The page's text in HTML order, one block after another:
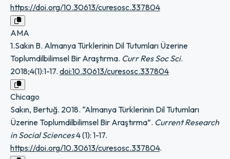
https://doi.org/10.30613/curesosc.337804
AMA
1.Sakın B. Almanya Türklerinin Dil Tutumları Üzerine
Toplumdilbilimsel Bir Araştırma. Curr Res Soc Sci.
2018;4(1):1-17. doi:10.30613/curesosc.337804
Chicago
Sakın, Bertuğ. 2018. “Almanya Türklerinin Dil Tutumları
Üzerine Toplumdilbilimsel Bir Araştırma”. Current Research
in Social Sciences4 (1): 1-17.
https://doi.org/10.30613/curesosc.337804.